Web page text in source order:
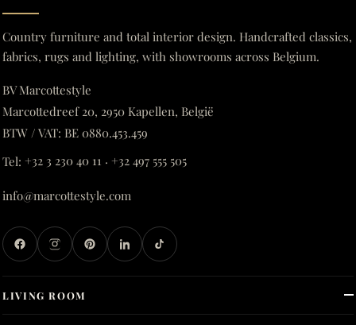
Country furniture and total interior design. Handcrafted classics,
fabrics, rugs and lighting, with showrooms across Belgium.
BV Marcottestyle
Marcottedreef 20, 2950 Kapellen, België
BTW / VAT: BE 0880.453.459
Tel: +32 3 230 40 11 · +32 497 555 505
info@marcottestyle.com
LIVING ROOM